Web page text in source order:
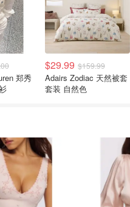
郑秀
$29.99 $159.99
Adairs Zodiac 天然被套
套装 自然色